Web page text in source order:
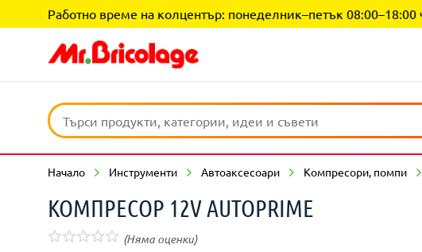
Работно време на колцентър: понеделник–петък
Начало Инструменти Автоаксесоари Компресори, помпи
КОМПРЕСОР 12V AUTOPRIME
(Няма оценки)